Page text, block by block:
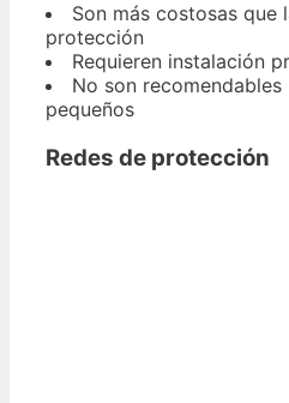
Son más costosas que
protección
Requieren instalación
No son
pequeños
Redes de protección